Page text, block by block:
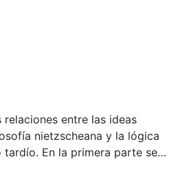
entre las ideas
nietzscheana y la lógica
En la primera parte se
de la doctrina